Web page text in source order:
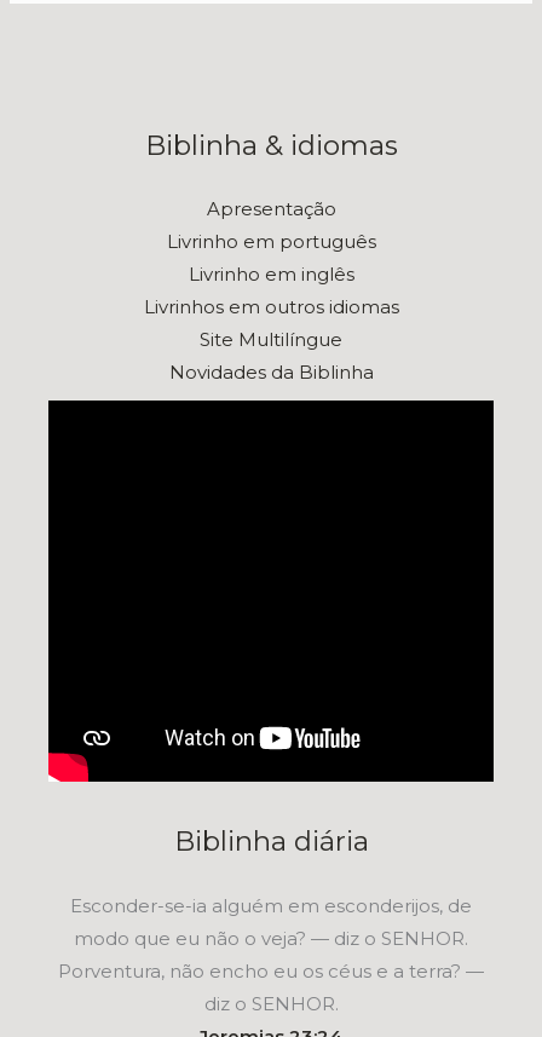
Biblinha & idiomas
Apresentação
Livrinho em português
Livrinho em inglês
Livrinhos em outros idiomas
Site Multilíngue
Novidades da Biblinha
Biblinha diária
Esconder-se-ia alguém em esconderijos, de
modo que eu não o veja? — diz o SENHOR.
Porventura, não encho eu os céus e a terra? —
diz o SENHOR.